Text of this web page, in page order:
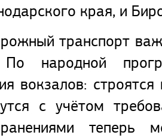
края, и
транспорт
народной
вокзалов:
с учётом
теперь